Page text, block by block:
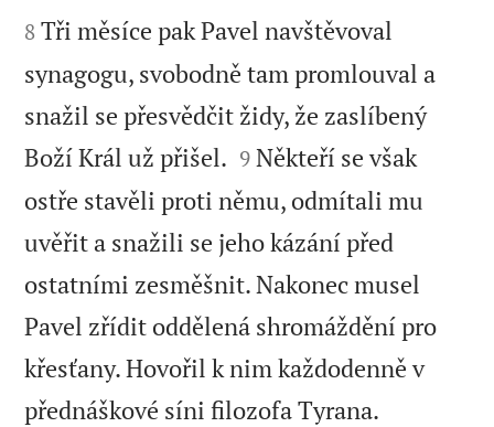


8 Tři měsíce pak Pavel navštěvoval
synagogu, svobodně tam promlouval a
snažil se přesvědčit židy, že zaslíbený
Boží Král už přišel. 

9 Někteří se však
ostře stavěli proti němu, odmítali mu
uvěřit a snažili se jeho kázání před
ostatními zesměšnit. Nakonec musel
Pavel zřídit oddělená shromáždění pro
křesťany. Hovořil k nim každodenně v
přednáškové síni filozofa Tyrana.